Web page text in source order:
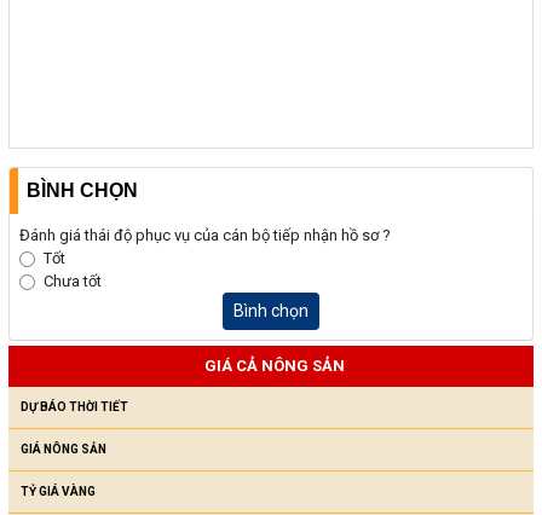
BÌNH CHỌN
Đánh giá thái độ phục vụ của cán bộ tiếp nhận hồ sơ ?
Tốt
Chưa tốt
Bình chọn
GIÁ CẢ NÔNG SẢN
DỰ BÁO THỜI TIẾT
GIÁ NÔNG SẢN
TỶ GIÁ VÀNG